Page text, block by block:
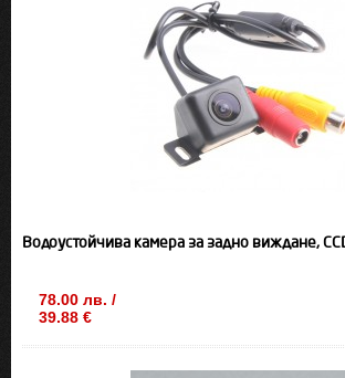
Водоустойчива камера за задно виждане,
78.00 лв. /
39.88 €